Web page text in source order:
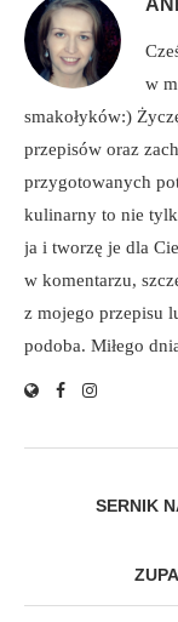
w
smakołyków:)
przepisów oraz
przygotowanych
kulinarny to nie
ja i tworzę je dla
w komentarzu,
z mojego przepisu
podoba. Miłego
SERNIK